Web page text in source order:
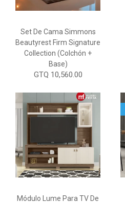
Set De Cama Simmons
Beautyrest Firm Signature
Collection (Colchón +
Base)
GTQ 10,560.00
Módulo Lume Para TV De